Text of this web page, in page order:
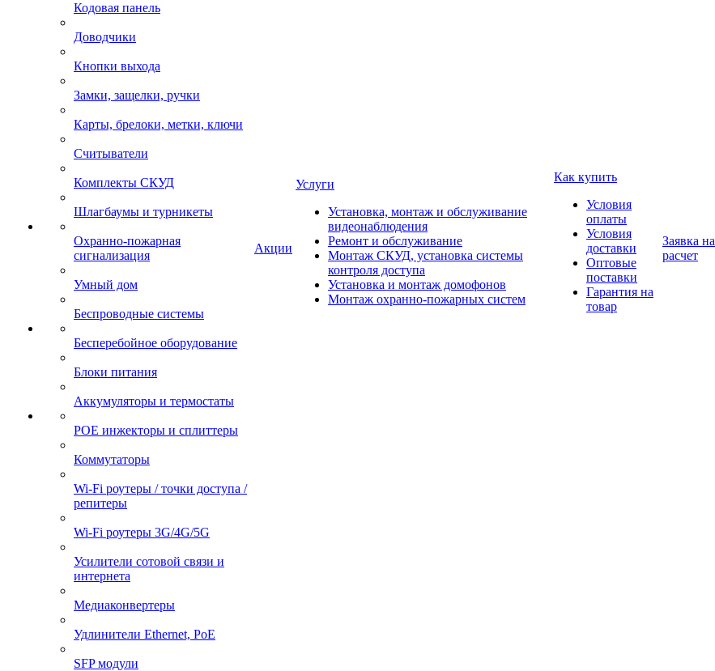
Кодовая панель
Доводчики
Кнопки выхода
Замки, защелки, ручки
Карты, брелоки, метки, ключи
Считыватели
Комплекты СКУД
Шлагбаумы и турникеты
Охранно-пожарная
сигнализация
Умный дом
Беспроводные системы
Бесперебойное оборудование
Блоки питания
Аккумуляторы и термостаты
POE инжекторы и сплиттеры
Коммутаторы
Wi-Fi роутеры / точки доступа /
репитеры
Wi-Fi роутеры 3G/4G/5G
Усилители сотовой связи и
интернета
Медиаконвертеры
Удлинители Ethernet, PoE
SFP модули
Акции
Услуги
Установка, монтаж и обслуживание
видеонаблюдения
Ремонт и обслуживание
Монтаж СКУД, установка системы
контроля доступа
Установка и монтаж домофонов
Монтаж охранно-пожарных систем
Как купить
Условия
оплаты
Условия
доставки
Оптовые
поставки
Гарантия на
товар
Заявка на
расчет